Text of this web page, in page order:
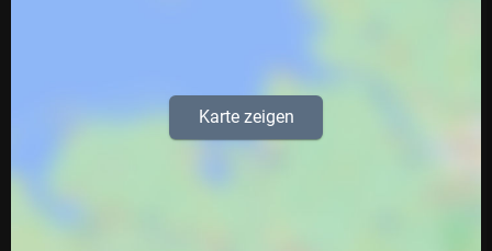
Karte zeigen